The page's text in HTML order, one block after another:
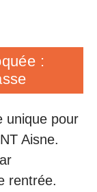
:
unique pour
Aisne.
rentrée.